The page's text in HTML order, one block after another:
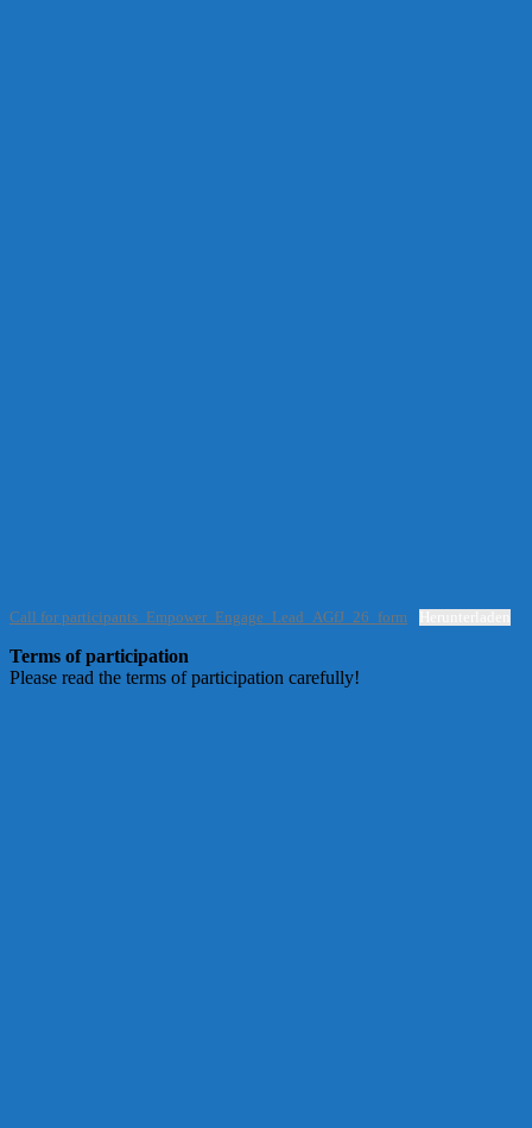
Call for participants_Empower_Engage_Lead_AGfJ_26_form
Terms of participation
Please read the terms of participation carefully!